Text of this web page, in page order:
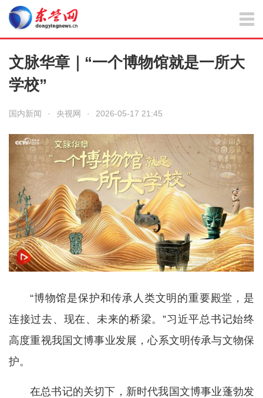
文脉华章｜“一个博物馆就是一所大
学校”
国内新闻 · 央视网 · 2026-05-17 21:45
“博物馆是保护和传承人类文明的重要殿堂，是
连接过去、现在、未来的桥梁。”习近平总书记始终
高度重视我国文博事业发展，心系文明传承与文物保
护。
在总书记的关切下，新时代我国文博事业蓬勃发